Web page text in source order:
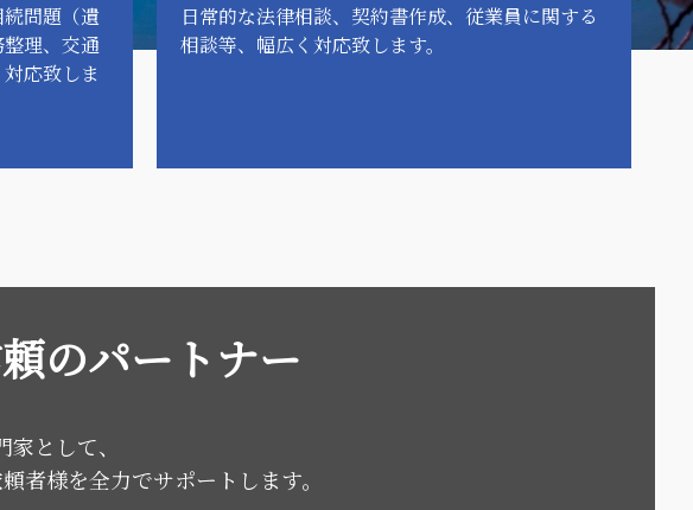
問題（遺
理、交通
応致しま
日常的な法律相談、契約書作成、従業員に関する
相談等、幅広く対応致します。
のパートナー
として、
者様を全力でサポートします。